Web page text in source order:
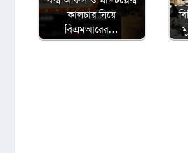
কালচার নিয়ে
বিএমআরের…